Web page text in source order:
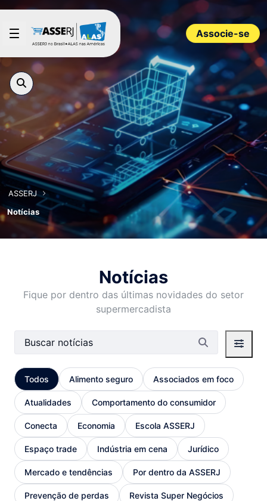
Pular para o Conteúdo principal
Associe-se
ASSERJ
Notícias
Notícias
Fique por dentro das últimas novidades do setor
supermercadista
Barra de busca
Todos Alimento seguro Associados em foco
Atualidades Comportamento do consumidor
Conecta Economia Escola ASSERJ
Espaço trade Indústria em cena Jurídico
Mercado e tendências Por dentro da ASSERJ
Prevenção de perdas Revista Super Negócios